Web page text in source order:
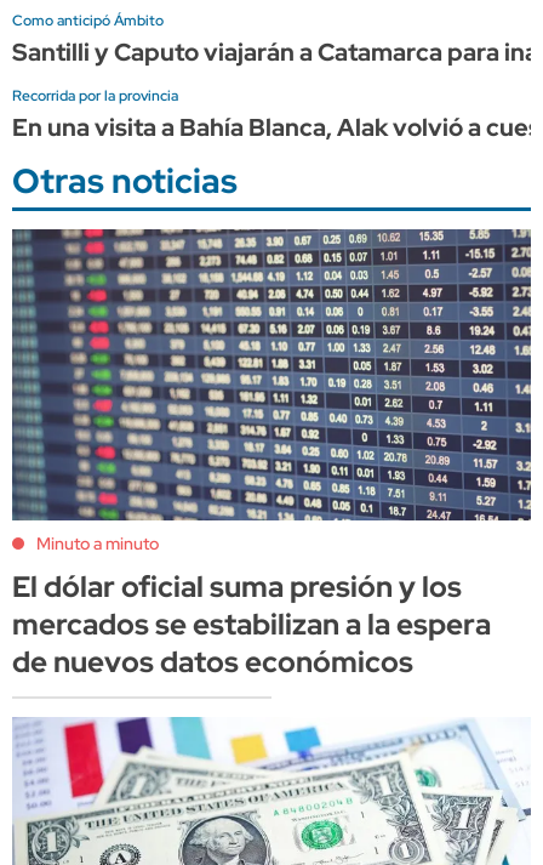
Como anticipó Ámbito
Santilli y Caputo viajarán a Catamarca para
Recorrida por la provincia
En una visita a Bahía Blanca, Alak volvió a
Otras noticias
Minuto a minuto
El dólar oficial suma presión y los
mercados se estabilizan a la espera
de nuevos datos económicos